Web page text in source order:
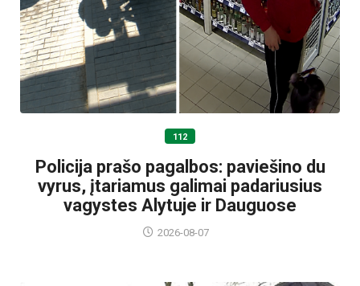
112
Policija prašo pagalbos: paviešino du
vyrus, įtariamus galimai padariusius
vagystes Alytuje ir Dauguose
2026-08-07